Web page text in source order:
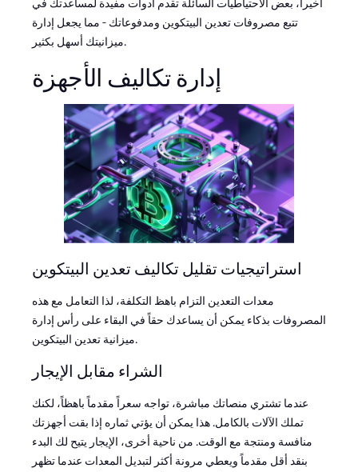
أخيراً، بعض الاحتياطيات السائلة تقدم أدوات مفيدة لمساعدتك في
تتبع مصروفات تعدين البيتكوين ومدفوعاتك - مما يجعل إدارة
ميزانيتك أسهل بكثير.
إدارة تكاليف الأجهزة
استراتيجيات تقليل تكاليف تعدين البيتكوين
معدات التعدين التزام باهظ التكلفة، لذا التعامل مع هذه
المصروفات بذكاء يمكن أن يساعدك حقاً في البقاء على رأس إدارة
ميزانية تعدين البيتكوين.
الشراء مقابل الإيجار
عندما تشتري منصاتك مباشرة، تواجه سعراً مقدماً باهظاً، لكنك
تملك الآلات بالكامل. هذا يمكن أن يؤتي ثماره إذا بقت أجهزتك
منافسة ومنتجة مع الوقت. من ناحية أخرى، الإيجار يتيح لك البدء
بنقد أقل مقدماً ويعطي مرونة أكثر لتبديل المعدات عندما تظهر